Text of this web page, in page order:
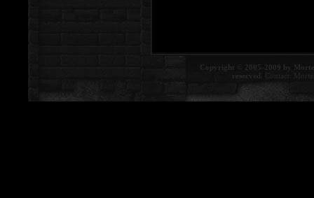
Copyright © 2005-2009 by
reserved. Contact: